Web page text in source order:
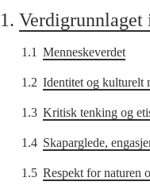
1.
1.1 Menneskeverdet
1.2 Identitet og kulturelt
1.3 Kritisk tenking og
1.4 Skaparglede,
1.5 Respekt for naturen